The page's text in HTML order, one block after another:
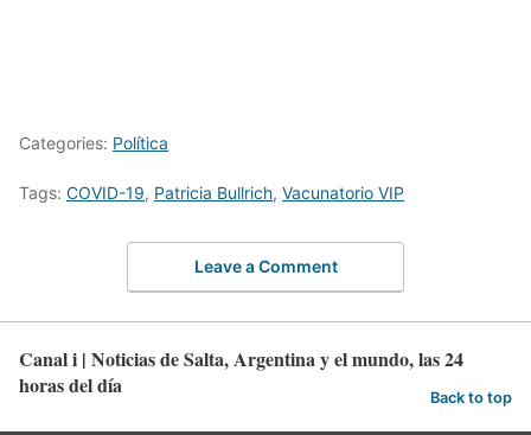
Categories: Política
Tags: COVID-19, Patricia Bullrich, Vacunatorio VIP
Leave a Comment
Canal i | Noticias de Salta, Argentina y el mundo, las 24
horas del día
Back to top